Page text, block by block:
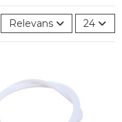
Relevans 24